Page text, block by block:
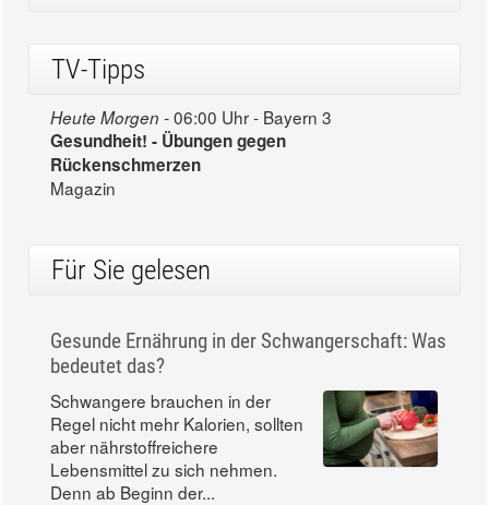
TV-Tipps
Heute Morgen -06:00 Uhr - Bayern 3
Gesundheit! - Übungen gegen
Rückenschmerzen
Magazin
Für Sie gelesen
Gesunde Ernährung in der Schwangerschaft: Was
bedeutet das?
Schwangere brauchen in der
Regel nicht mehr Kalorien, sollten
aber nährstoffreichere
Lebensmittel zu sich nehmen.
Denn ab Beginn der...